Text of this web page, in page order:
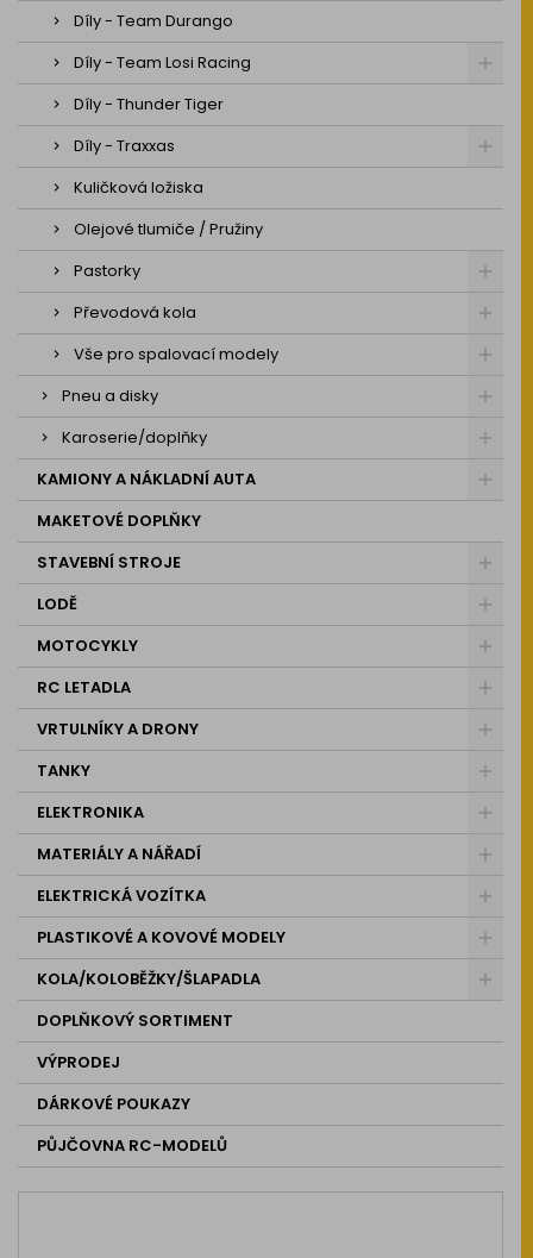
Díly - Team Durango
Díly - Team Losi Racing
Díly - Thunder Tiger
Díly - Traxxas
Kuličková ložiska
Olejové tlumiče / Pružiny
Pastorky
Převodová kola
Vše pro spalovací modely
Pneu a disky
Karoserie/doplňky
KAMIONY A NÁKLADNÍ AUTA
MAKETOVÉ DOPLŇKY
STAVEBNÍ STROJE
LODĚ
MOTOCYKLY
RC LETADLA
VRTULNÍKY A DRONY
TANKY
ELEKTRONIKA
MATERIÁLY A NÁŘADÍ
ELEKTRICKÁ VOZÍTKA
PLASTIKOVÉ A KOVOVÉ MODELY
KOLA/KOLOBĚŽKY/ŠLAPADLA
DOPLŇKOVÝ SORTIMENT
VÝPRODEJ
DÁRKOVÉ POUKAZY
PŮJČOVNA RC-MODELŮ